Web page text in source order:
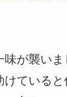
が襲いま
ていると